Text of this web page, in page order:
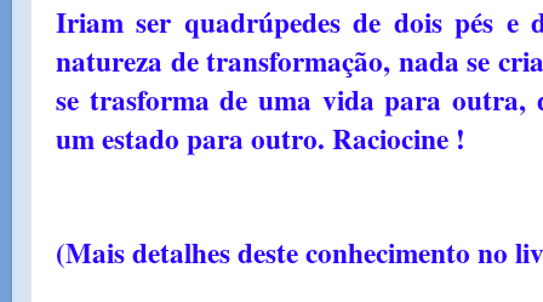
Iriam ser quadrúpedes de dois
natureza de transformação, nada se
se trasforma de uma vida para
um estado para outro. Raciocine !
(Mais detalhes deste conhecimento no